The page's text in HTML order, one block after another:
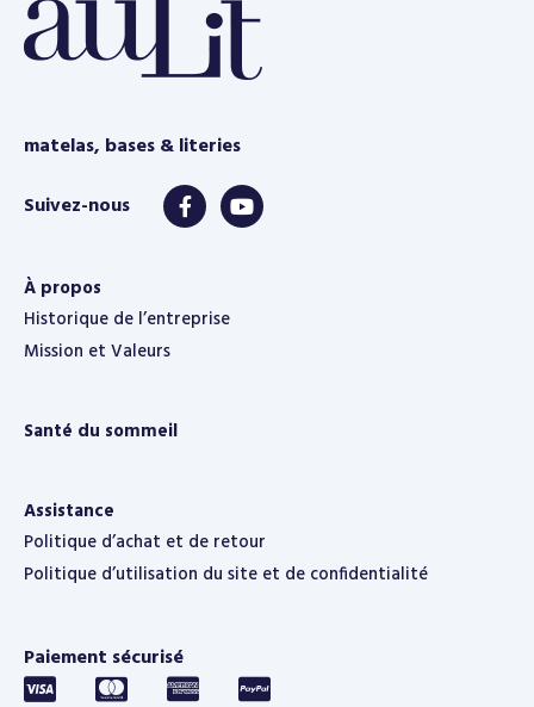
matelas, bases & literies
À propos
Historique de l’entreprise
Mission et Valeurs
Santé du sommeil
Assistance
Politique d’achat et de retour
Politique d’utilisation du site et de confidentialité
Paiement sécurisé